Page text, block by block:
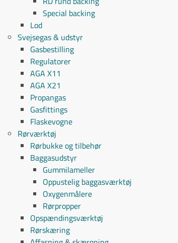
Special backing
Lod
Svejsegas & udstyr
Gasbestilling
Regulatorer
AGA X11
AGA X21
Propangas
Gasfittings
Flaskevogne
Rørværktøj
Rørbukke og tilbehør
Baggasudstyr
Gummilameller
Oppustelig baggasværktøj
Oxygenmålere
Rørpropper
Opspændingsværktøj
Rørskæring